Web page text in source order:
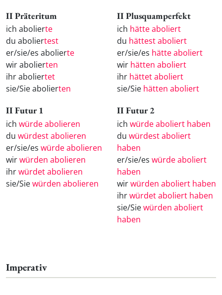
II Präteritum
ich abolierte
du aboliertest
er/sie/es abolierte
wir abolierten
ihr aboliertet
sie/Sie abolierten
II Plusquamperfekt
ich hätte aboliert
du hättest aboliert
er/sie/es hätte aboliert
wir hätten aboliert
ihr hättet aboliert
sie/Sie hätten aboliert
II Futur 1
ich würde abolieren
du würdest abolieren
er/sie/es würde abolieren
wirwürden abolieren
ihrwürdet abolieren
sie/Siewürden abolieren
II Futur 2
ich würde aboliert haben
du würdest aboliert
haben
er/sie/es würde aboliert
haben
wirwürden aboliert haben
ihrwürdet aboliert haben
sie/Siewürden aboliert
haben
Imperativ